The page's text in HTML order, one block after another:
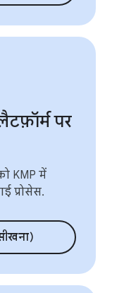
पर
KMP में
प्रोसेस.